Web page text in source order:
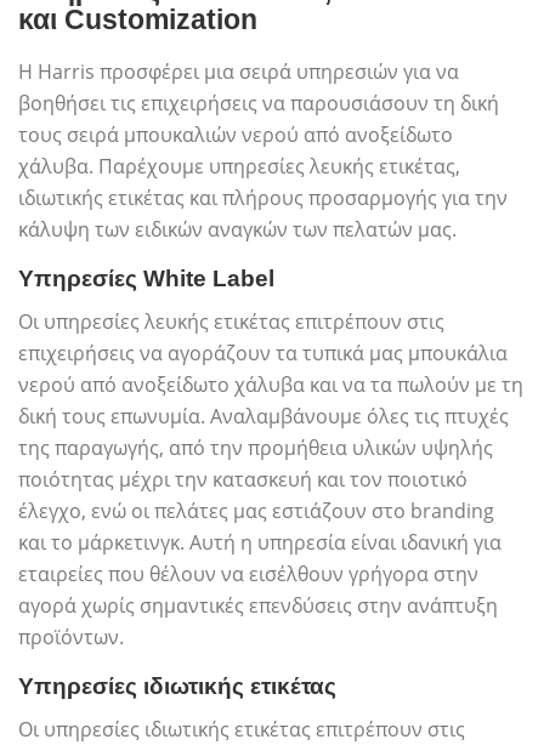
και Customization
Η Harris προσφέρει μια σειρά υπηρεσιών για να
βοηθήσει τις επιχειρήσεις να παρουσιάσουν τη δική
τους σειρά μπουκαλιών νερού από ανοξείδωτο
χάλυβα. Παρέχουμε υπηρεσίες λευκής ετικέτας,
ιδιωτικής ετικέτας και πλήρους προσαρμογής για την
κάλυψη των ειδικών αναγκών των πελατών μας.
Υπηρεσίες White Label
Οι υπηρεσίες λευκής ετικέτας επιτρέπουν στις
επιχειρήσεις να αγοράζουν τα τυπικά μας μπουκάλια
νερού από ανοξείδωτο χάλυβα και να τα πωλούν με τη
δική τους επωνυμία. Αναλαμβάνουμε όλες τις πτυχές
της παραγωγής, από την προμήθεια υλικών υψηλής
ποιότητας μέχρι την κατασκευή και τον ποιοτικό
έλεγχο, ενώ οι πελάτες μας εστιάζουν στο branding
και το μάρκετινγκ. Αυτή η υπηρεσία είναι ιδανική για
εταιρείες που θέλουν να εισέλθουν γρήγορα στην
αγορά χωρίς σημαντικές επενδύσεις στην ανάπτυξη
προϊόντων.
Υπηρεσίες ιδιωτικής ετικέτας
Οι υπηρεσίες ιδιωτικής ετικέτας επιτρέπουν στις